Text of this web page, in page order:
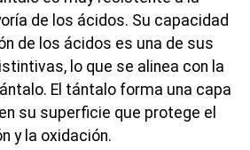
de los ácidos. Su capacidad
de los ácidos es una de sus
lo que se alinea con la
El tántalo forma una capa
su superficie que protege el
y la oxidación.